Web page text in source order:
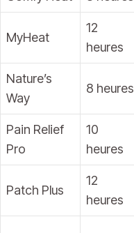
MyHeat
12
heures
Nature’s
Way
8 heures
Pain Relief
Pro
10
heures
Patch Plus
12
heures